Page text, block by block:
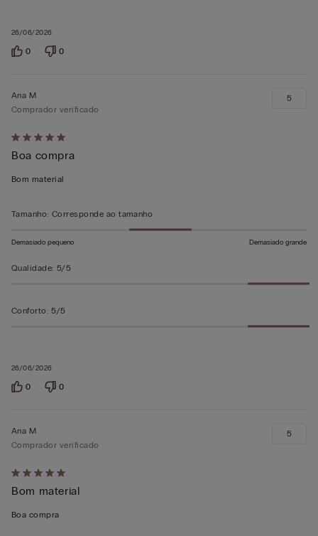
26/06/2026
0 0
Atribuiu
5
em
26/06/2026
Ana M
Comprador verificado
Boa compra
Bom material
5
Tamanho: Corresponde ao tamanho
Demasiado pequeno Demasiado grande
Qualidade: 5/5
Conforto: 5/5
0 0
Atribuiu
5
em
Ana M
Comprador verificado
Bom material
Boa compra
5